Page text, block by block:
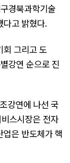
경북과학기술
다고 밝혔다.
회 그리고 도
강연 순으로 진
강연에 나선 국
스시장은 전자
업은 반도체가 핵